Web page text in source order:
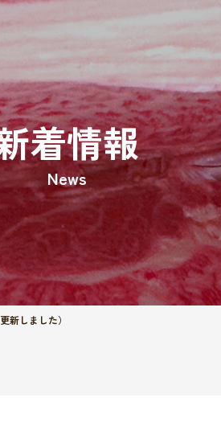
着情報
News
新しました）